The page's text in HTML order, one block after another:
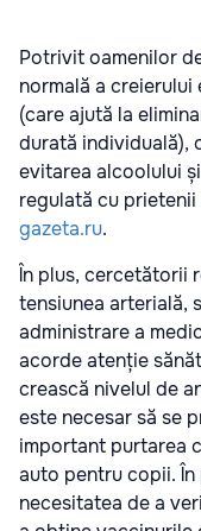
Potrivit oamenilor
normală a
(care ajută la
durată individuală),
evitarea alcoolului
regulată cu
gazeta.ru.
În plus, cercetătorii
tensiunea arterială,
administrare a
acorde atenție
crească nivelul de
este necesar să se
important purtarea
auto pentru copii.
necesitatea de a